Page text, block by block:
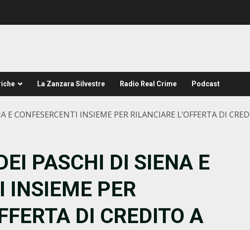
La Zanzara Silvestre Radio Real Crime Podcast
CONFESERCENTI INSIEME PER RILANCIARE L’OFFERTA DI
PASCHI DI SIENA E
INSIEME PER
DI CREDITO A